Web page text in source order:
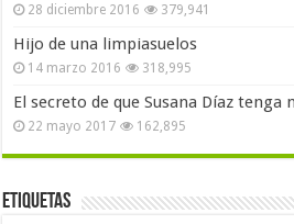
28 diciembre 2016 379,941
Hijo de una limpiasuelos
14 marzo 2016 318,995
El secreto de que Susana Díaz tenga
22 mayo 2017 162,895
Etiquetas